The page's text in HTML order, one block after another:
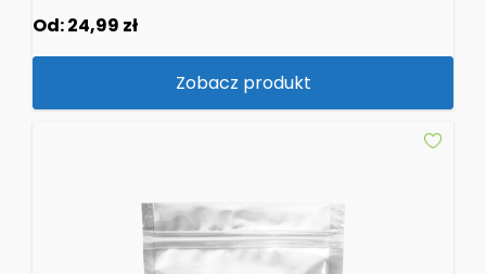
Od:24,99 zł
Zobacz produkt